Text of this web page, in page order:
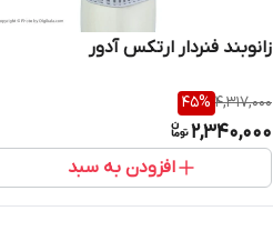
زانوبند فنردار ارتکس آدور
4,317,000
45%
2,340,000
افزودن به سبد